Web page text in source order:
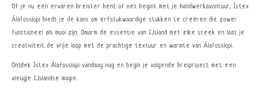
Of je nu een ervaren breister bent of net begint met je handwerkavontuur, Ístex
Álafosslopi biedt je de kans om erfstukwaardige stukken te creëren die zowel
functioneel als mooi zijn. Omarm de essentie van IJsland met elke steek en laat je
creativiteit de vrije loop met de prachtige textuur en warmte van Álafosslopi.
Ontdek Ístex Álafosslopi vandaag nog en begin je volgende breiproject met een
vleugje IJslandse magie.